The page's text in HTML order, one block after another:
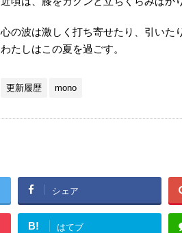
心の波は激しく打ち寄せたり、引いた
わたしはこの夏を過ごす。
更新履歴 mono
シェア
B! はてブ